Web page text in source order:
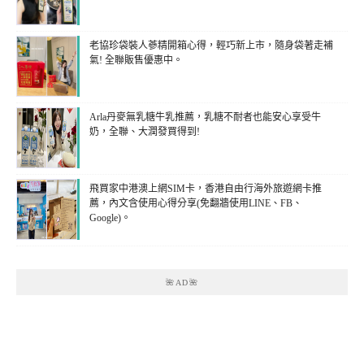
老協珍袋裝人蔘精開箱心得，輕巧新上市，隨身袋著走補
氣! 全聯販售優惠中。
Arla丹麥無乳糖牛乳推薦，乳糖不耐者也能安心享受牛
奶，全聯、大潤發買得到!
飛買家中港澳上網SIM卡，香港自由行海外旅遊網卡推
薦，內文含使用心得分享(免翻牆使用LINE、FB、
Google)。
🌺AD🌺